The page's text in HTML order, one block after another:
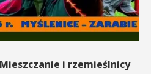
i rzemieślnicy